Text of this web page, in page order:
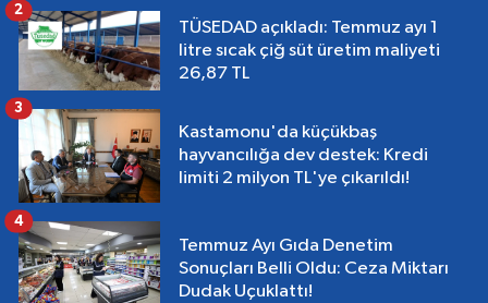
TÜSEDAD açıkladı: Temmuz ayı 1
litre sıcak çiğ süt üretim maliyeti
26,87 TL
2
Kastamonu'da küçükbaş
hayvancılığa dev destek: Kredi
limiti 2 milyon TL'ye çıkarıldı!
3
Temmuz Ayı Gıda Denetim
Sonuçları Belli Oldu: Ceza Miktarı
Dudak Uçuklattı!
4